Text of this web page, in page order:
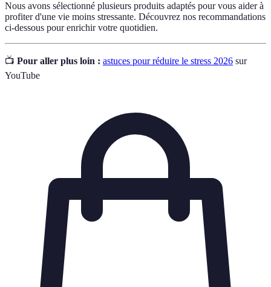
Nous avons sélectionné plusieurs produits adaptés pour vous aider à
profiter d'une vie moins stressante. Découvrez nos recommandations
ci-dessous pour enrichir votre quotidien.
📺 Pour aller plus loin : astuces pour réduire le stress 2026 sur
YouTube